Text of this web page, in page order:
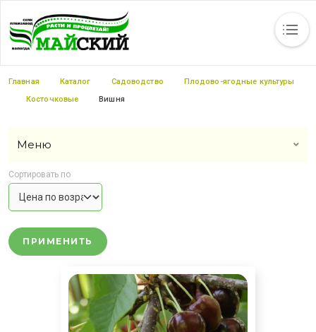
Вакансии
Контакты
Строка навигации
Главная Каталог Садоводство
Плодово-ягодные культуры
Косточковые
Вишня
Меню
Сортировать по